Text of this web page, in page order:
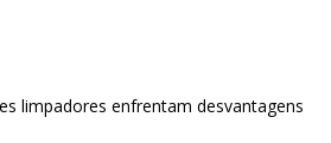
limpadores enfrentam desvantagens